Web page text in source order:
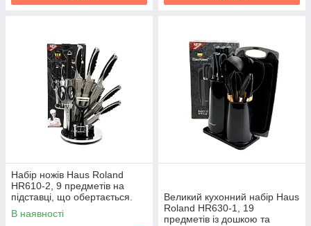
Набір ножів Haus Roland
HR610-2, 9 предметів на
підставці, що обертається.
Сріблястий (HR610-2)
В наявності
Великий кухонний набір Haus
Roland HR630-1, 19
предметів із дошкою та